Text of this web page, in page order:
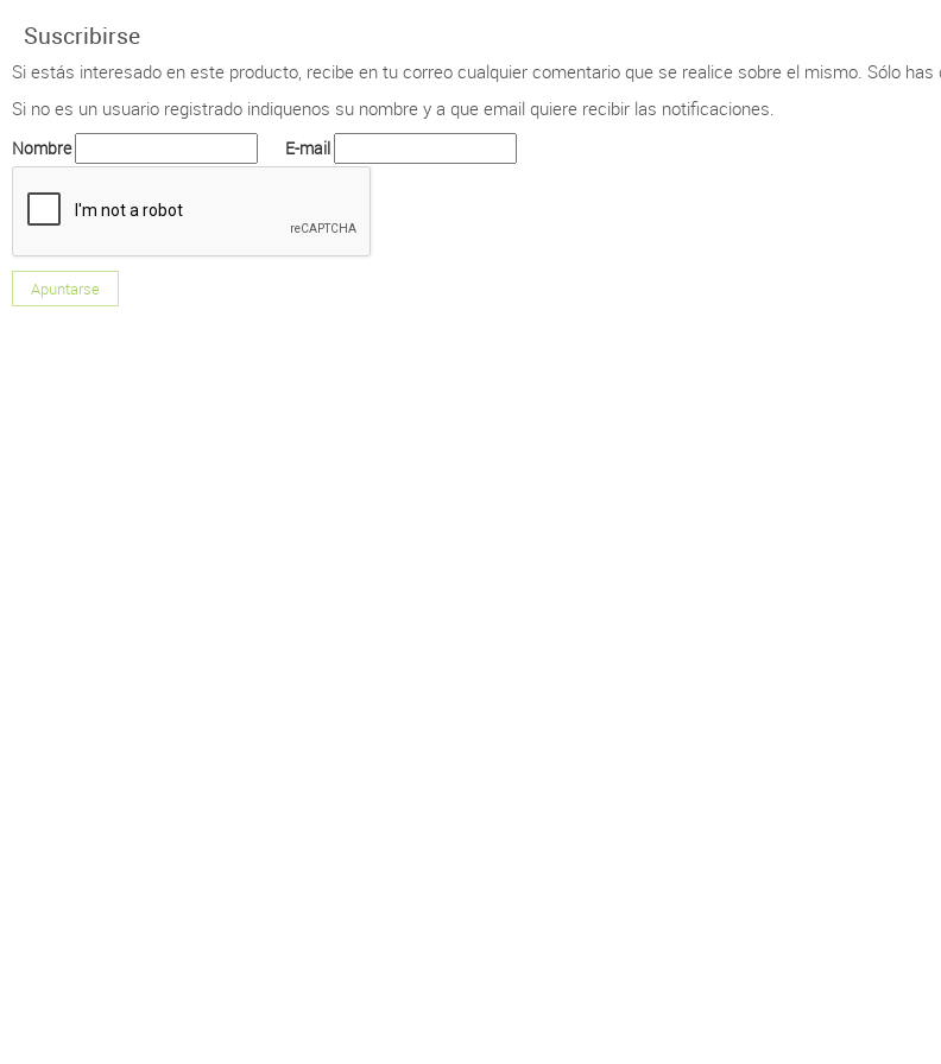
Suscribirse
Si estás interesado en este producto, recibe en tu correo cualquier comentario que se realice sobre el mismo. Sólo
Si no es un usuario registrado indiquenos su nombre y a que email quiere recibir las notificaciones.
Nombre E-mail